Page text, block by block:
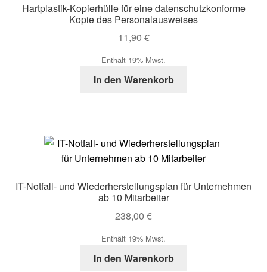
Hartplastik-Kopierhülle für eine datenschutzkonforme
Kopie des Personalausweises
11,90 €
Enthält 19% Mwst.
In den Warenkorb
IT-Notfall- und Wiederherstellungsplan für Unternehmen
ab 10 Mitarbeiter
238,00 €
Enthält 19% Mwst.
In den Warenkorb